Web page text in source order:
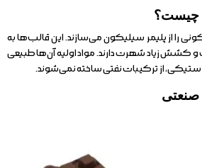
چیست؟
را از پلیمر سیلیکون می‌سازند. این قالب‌ها به
و کشش زیاد شهرت دارند. مواد اولیه آن‌ها طبیعی
از ترکیبات نفتی ساخته نمی‌شوند.
صنعتی